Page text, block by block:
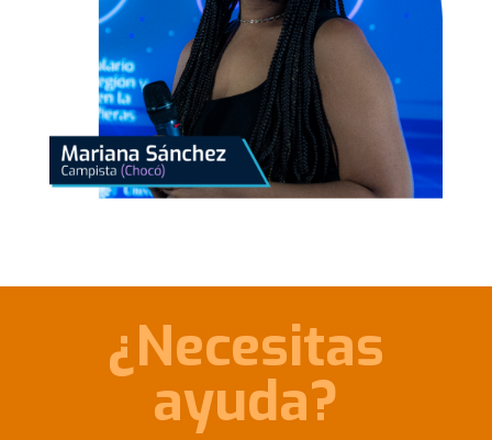
¿Necesitas
ayuda?